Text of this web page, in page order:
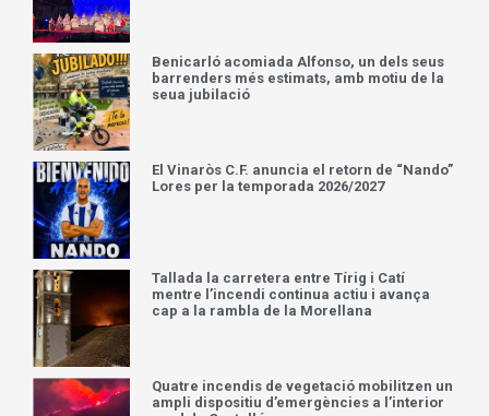
Benicarló acomiada Alfonso, un dels seus
barrenders més estimats, amb motiu de la
seua jubilació
El Vinaròs C.F. anuncia el retorn de “Nando”
Lores per la temporada 2026/2027
Tallada la carretera entre Tírig i Catí
mentre l’incendi continua actiu i avança
cap a la rambla de la Morellana
Quatre incendis de vegetació mobilitzen un
ampli dispositiu d’emergències a l’interior